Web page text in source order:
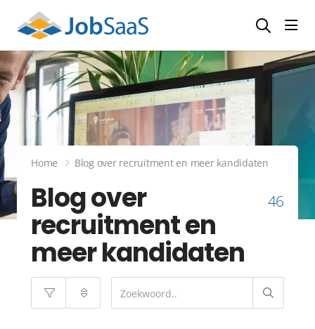
Home Blog over recruitment en meer kandidaten
Blog over
recruitment en
meer kandidaten
46